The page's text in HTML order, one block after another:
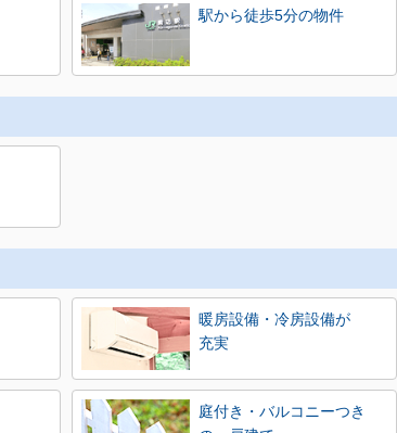
駅から徒歩5分の物件
暖房設備・冷房設備が
充実
庭付き・バルコニーつき